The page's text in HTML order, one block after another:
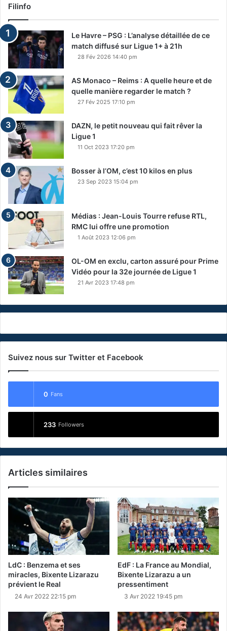
Filinfo
Le Havre – PSG : L’analyse détaillée de ce
match diffusé sur Ligue 1+ à 21h
28 Fév 2026 14:40 pm
AS Monaco – Reims : A quelle heure et de
quelle manière regarder le match ?
27 Fév 2025 17:10 pm
DAZN, le petit nouveau qui fait rêver la
Ligue 1
11 Oct 2023 17:20 pm
Bosser à l’OM, c’est 10 kilos en plus
23 Sep 2023 15:04 pm
Médias : Jean-Louis Tourre refuse RTL,
RMC lui offre une promotion
1 Août 2023 12:06 pm
OL-OM en exclu, carton assuré pour Prime
Vidéo pour la 32e journée de Ligue 1
21 Avr 2023 17:48 pm
Suivez nous sur Twitter et Facebook
0 Fans
233 Followers
Articles similaires
LdC : Benzema et ses
miracles, Bixente Lizarazu
prévient le Real
24 Avr 2022 22:15 pm
EdF : La France au Mondial,
Bixente Lizarazu a un
pressentiment
3 Avr 2022 19:45 pm